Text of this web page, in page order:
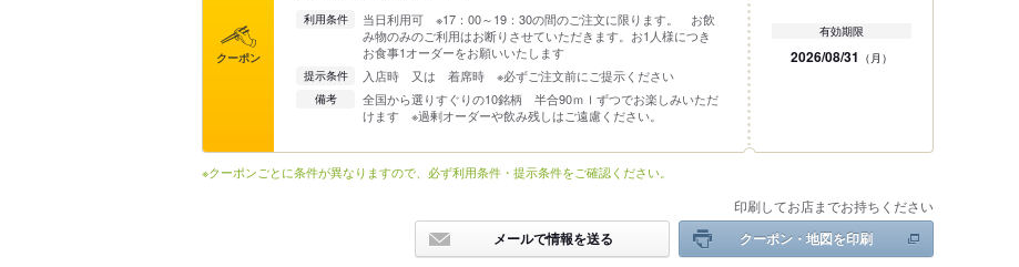
クーポン
利用条件
当日利用可 ※17：00～19：30の間のご注文に限ります。 お飲
み物のみのご利用はお断りさせていただきます。お1人様につき
お食事1オーダーをお願いいたします
提示条件 入店時 又は 着席時 ※必ずご注文前にご提示ください
備考
全国から選りすぐりの10銘柄 半合90ｍｌずつでお楽しみいただ
けます ※過剰オーダーや飲み残しはご遠慮ください。
有効期限
2026/08/31 （月）
※クーポンごとに条件が異なりますので、必ず利用条件・提示条件をご確認ください。
印刷してお店までお持ちください
メールで情報を送る クーポン・地図を印刷